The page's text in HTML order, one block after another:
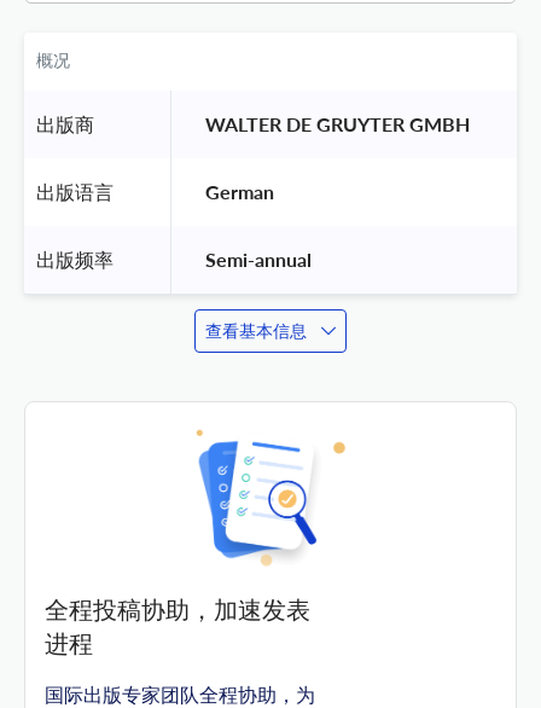
概况
出版商 WALTER DE GRUYTER GMBH
出版语言 German
出版频率 Semi-annual
查看基本信息
全程投稿协助，加速发表
进程
国际出版专家团队全程协助，为